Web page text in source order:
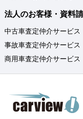
法人のお客様・資料
中古車査定仲介サービス
事故車査定仲介サービス
商用車査定仲介サービス